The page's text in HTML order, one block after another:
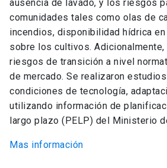
ausencia de lavado, y los riesgos
comunidades tales como olas de
incendios, disponibilidad hídrica
sobre los cultivos.
riesgos de transición a nivel
de mercado. Se realizaron
condiciones de tecnología,
utilizando información de
largo plazo (PELP) del Ministerio
Mas información